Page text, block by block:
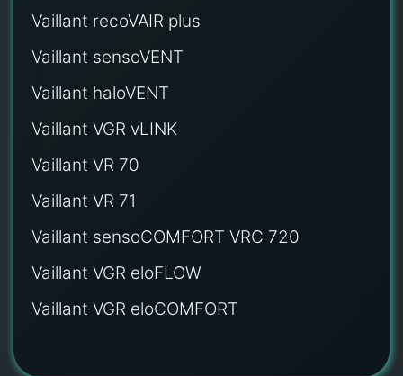
Vaillant recoVAIR plus
Vaillant sensoVENT
Vaillant haloVENT
Vaillant VGR vLINK
Vaillant VR 70
Vaillant VR 71
Vaillant sensoCOMFORT VRC 720
Vaillant VGR eloFLOW
Vaillant VGR eloCOMFORT